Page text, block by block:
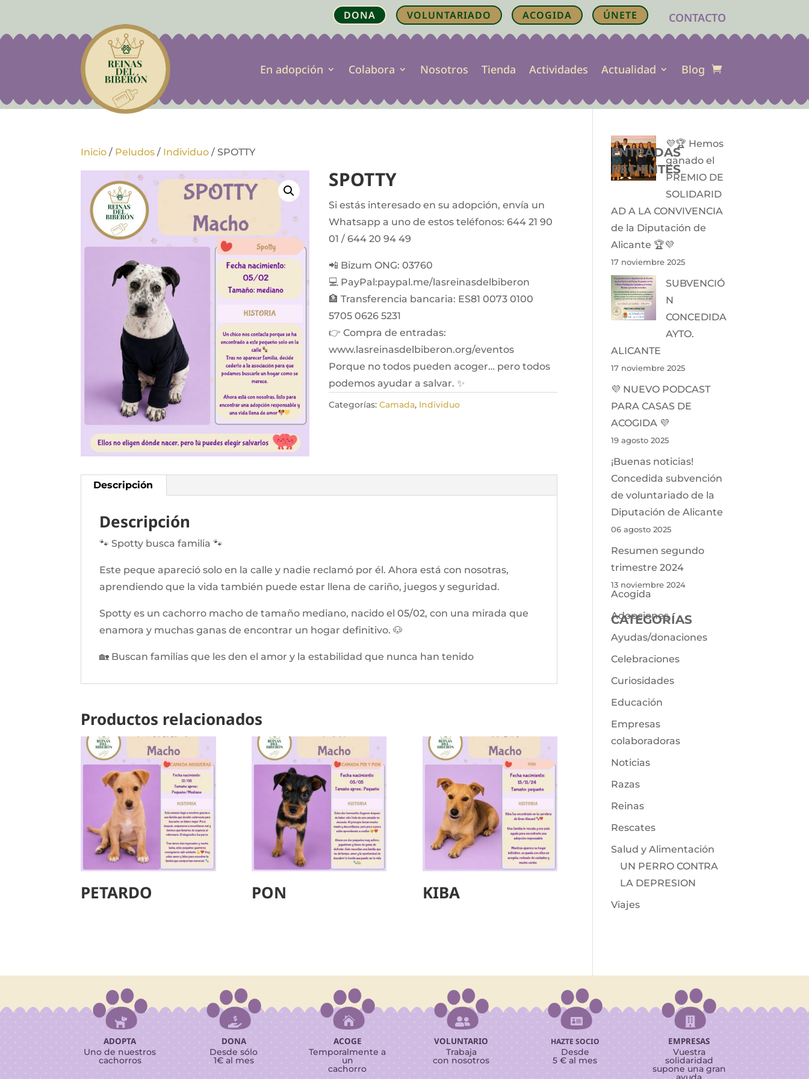
DONA VOLUNTARIADO ACOGIDA ÚNETE CONTACTO
En adopción Colabora Nosotros Tienda Actividades Actualidad Blog
Inicio / Peludos / Individuo /SPOTTY
SPOTTY
Si estás interesado en su adopción, envía un
Whatsapp a uno de estos teléfonos: 644 21 90
01 / 644 20 94 49
📲 Bizum ONG: 03760
💻 PayPal:paypal.me/lasreinasdelbiberon
🏦 Transferencia bancaria: ES81 0073 0100
5705 0626 5231
👉 Compra de entradas:
www.lasreinasdelbiberon.org/eventos
Porque no todos pueden acoger… pero todos
podemos ayudar a salvar. ✨
Categorías:Camada, Individuo
Descripción
Descripción
🐾 Spotty busca familia 🐾
Este peque apareció solo en la calle y nadie reclamó por él. Ahora está con nosotras,
aprendiendo que la vida también puede estar llena de cariño, juegos y seguridad.
Spotty es un cachorro macho de tamaño mediano, nacido el 05/02, con una mirada que
enamora y muchas ganas de encontrar un hogar definitivo. 🐶
🏡 Buscan familias que les den el amor y la estabilidad que nunca han tenido
Productos relacionados
PETARDO PON KIBA
ENTRADAS
RECIENTES
💜🏆 Hemos
ganado el
PREMIO DE
SOLIDARID
AD A LA CONVIVENCIA
de la Diputación de
Alicante 🏆💜
17 noviembre 2025
SUBVENCIÓ
N
CONCEDIDA
AYTO.
ALICANTE
17 noviembre 2025
💜 NUEVO PODCAST
PARA CASAS DE
ACOGIDA 💜
19 agosto 2025
¡Buenas noticias!
Concedida subvención
de voluntariado de la
Diputación de Alicante
06 agosto 2025
Resumen segundo
trimestre 2024
13 noviembre 2024
CATEGORÍAS
Acogida
Adopciones
Ayudas/donaciones
Celebraciones
Curiosidades
Educación
Empresas
colaboradoras
Noticias
Razas
Reinas
Rescates
Salud y Alimentación
UN PERRO CONTRA
LA DEPRESION
Viajes

ADOPTA
Uno de nuestros
cachorros

DONA
Desde sólo
1€ al mes

ACOGE
Temporalmente a
un
cachorro

VOLUNTARIO
Trabaja
con nosotros

HAZTE SOCIO
Desde
5 € al mes

EMPRESAS
Vuestra
solidaridad
supone una gran